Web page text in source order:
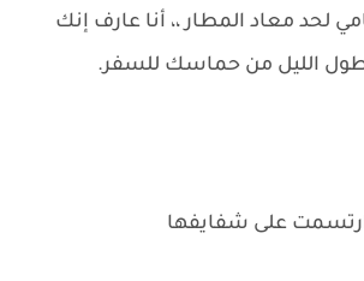
لحد معاد المطار ،، أنا عارف إنك
الليل من حماسك للسفر.
على شفايفها